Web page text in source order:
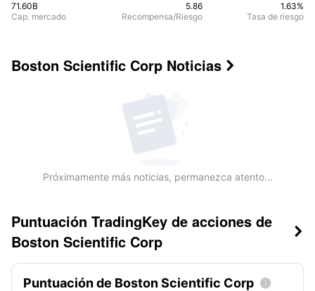
71.60B
Cap. mercado
5.86
Recompensa/Riesgo
1.63%
Tasa de riesgo
Boston Scientific Corp Noticias 
Próximamente más noticias, permanezca atento...
Puntuación TradingKey de acciones de
Boston Scientific Corp

Puntuación de Boston Scientific Corp 